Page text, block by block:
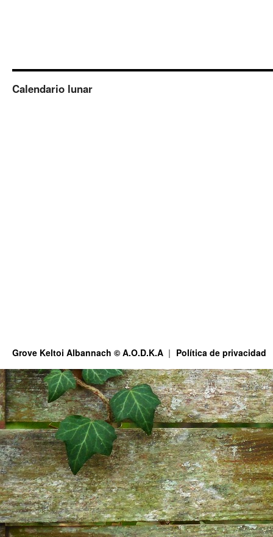
Calendario lunar
Grove Keltoi Albannach © A.O.D.K.A Política de privacidad
This site is